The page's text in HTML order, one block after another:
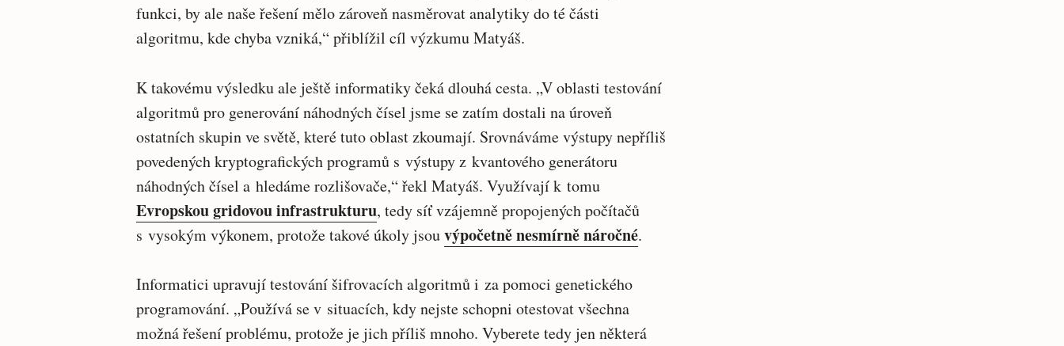
funkci, by ale naše řešení mělo zároveň nasměrovat analytiky do té části
algoritmu, kde chyba vzniká,“ přiblížil cíl výzkumu Matyáš.
K takovému výsledku ale ještě informatiky čeká dlouhá cesta. „V oblasti testování
algoritmů pro generování náhodných čísel jsme se zatím dostali na úroveň
ostatních skupin ve světě, které tuto oblast zkoumají. Srovnáváme výstupy nepříliš
povedených kryptografických programů s výstupy z kvantového generátoru
náhodných čísel a hledáme rozlišovače,“ řekl Matyáš. Využívají k tomu
Evropskou gridovou infrastrukturu, tedy síť vzájemně propojených počítačů
s vysokým výkonem, protože takové úkoly jsouvýpočetně nesmírně náročné.
Informatici upravují testování šifrovacích algoritmů i za pomoci genetického
programování. „Používá se v situacích, kdy nejste schopni otestovat všechna
možná řešení problému, protože je jich příliš mnoho. Vyberete tedy jen některá